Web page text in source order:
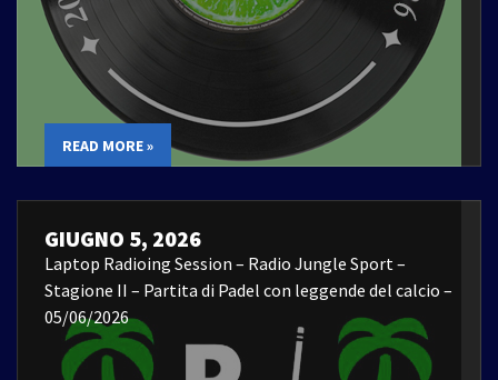
READ MORE »
GIUGNO 5, 2026
Laptop Radioing Session – Radio Jungle Sport –
Stagione II – Partita di Padel con leggende del calcio –
05/06/2026